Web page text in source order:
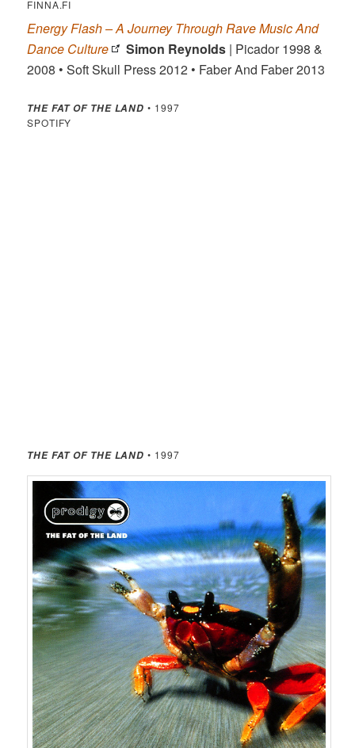
FINNA.FI
Energy Flash – A Journey Through Rave Music And
Dance Culture
Simon Reynolds | Picador 1998 &
2008 • Soft Skull Press 2012 • Faber And Faber 2013
THE FAT OF THE LAND • 1997
SPOTIFY
THE FAT OF THE LAND • 1997